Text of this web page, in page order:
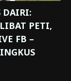
DAIRI:
PETI,
FB –